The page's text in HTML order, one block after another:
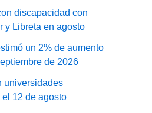
discapacidad con
y Libreta en agosto
un 2% de aumento
de 2026
universidades
12 de agosto